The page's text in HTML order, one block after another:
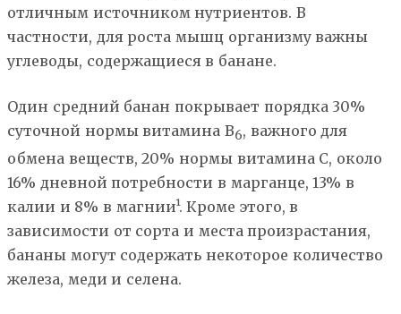
отличным источником нутриентов. В
частности, для роста мышц организму важны
углеводы, содержащиеся в банане.
Один средний банан покрывает порядка 30%
суточной нормы витамина В6, важного для
обмена веществ, 20% нормы витамина С, около
16% дневной потребности в марганце, 13% в
калии и 8% в магнии¹. Кроме этого, в
зависимости от сорта и места произрастания,
бананы могут содержать некоторое количество
железа, меди и селена.